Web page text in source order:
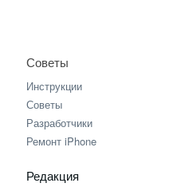
Советы
Инструкции
Советы
Разработчики
Ремонт iPhone
Редакция